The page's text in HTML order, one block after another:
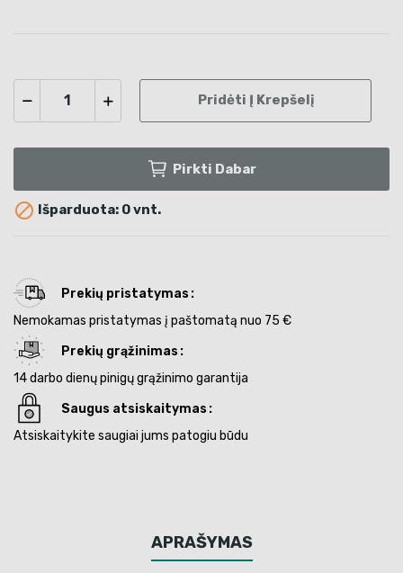
Pridėti Į Krepšelį
Pirkti Dabar
 Išparduota: 0 vnt.
Prekių pristatymas
Nemokamas pristatymas į paštomatą nuo 75 €
Prekių grąžinimas
14 darbo dienų pinigų grąžinimo garantija
Saugus atsiskaitymas
Atsiskaitykite saugiai jums patogiu būdu
APRAŠYMAS